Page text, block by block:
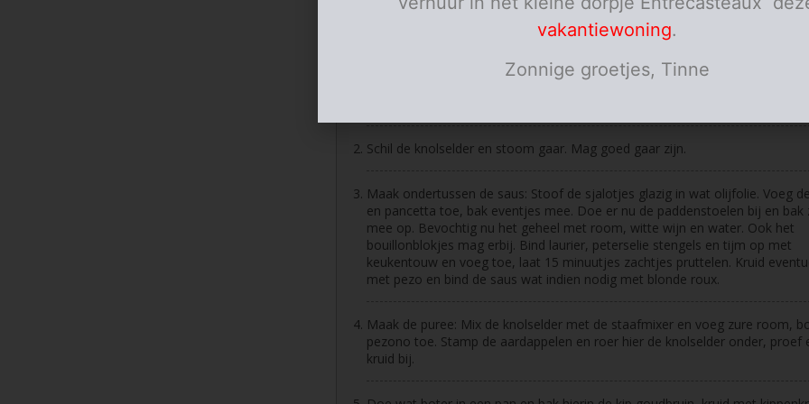
Schil de knolselder en stoom gaar. Mag goed gaar zijn.
Maak ondertussen de saus: Stoof de sjalotjes glazig in wat olijfolie. Voeg
en pancetta toe, bak eventjes mee. Doe er nu de paddenstoelen bij en bak
mee op. Bevochtig nu het geheel met room, witte wijn en water. Ook het
bouillonblokjes mag erbij. Bind laurier, peterselie stengels en tijm op met
keukentouw en voeg toe, laat 15 minuutjes zachtjes pruttelen. Kruid
met pezo en bind de saus wat indien nodig met blonde roux.
Maak de puree: Mix de knolselder met de staafmixer en voeg zure room,
pezono toe. Stamp de aardappelen en roer hier de knolselder onder, proef
kruid bij.
vakantiewoning.
Zonnige groetjes, Tinne